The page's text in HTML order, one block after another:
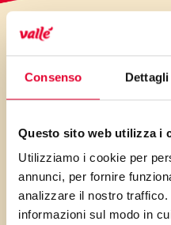
Consenso Dettagli
Questo sito web utilizza i
Utilizziamo i cookie per
annunci, per fornire
analizzare il nostro
informazioni sul modo in
LO
Nelle
nostra
di più buono
e calda